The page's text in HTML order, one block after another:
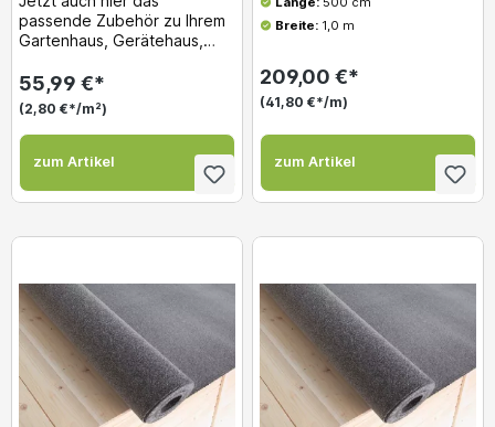
passende Zubehör zu Ihrem
Gartenhaus, Gerätehaus,
bestellen! Dachpappe...
55,99 €*
(2,80 €*/m²)
zum Artikel
Breite:1,0 m
209,00 €*
(41,80 €*/m)
zum Artikel